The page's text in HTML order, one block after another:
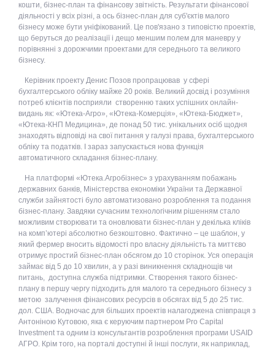
кошти, бізнес-план та фінансову звітність. Результати фінансової
діяльності у всіх різні, а ось бізнес-план для суб'єктів малого
бізнесу може бути уніфікований. Це пов'язано з типовістю проектів,
що беруться до реалізації і дещо меншим полем для маневру у
порівнянні з дорожчими проектами для середнього та великого
бізнесу.
Керівник проекту Денис Позов пропрацював у сфері
бухгалтерського обліку майже 20 років. Великий досвід і розуміння
потреб клієнтів посприяли створенню таких успішних онлайн-
видань як: «Ютека-Агро», «Ютека-Комерція», «Ютека-Бюджет»,
«Ютека-КНП Медицина», де понад 50 тис. унікальних осіб щодня
знаходять відповіді на свої питання у галузі права, бухгалтерського
обліку та податків. І зараз запускається нова функція
автоматичного складання бізнес-плану.
На платформі «Ютека.Агробізнес» з урахуванням побажань
державних банків, Міністерства економіки України та Державної
служби зайнятості було автоматизовано розроблення та подання
бізнес-плану. Завдяки сучасним технологічним рішенням стало
можливим створювати та оновлювати бізнес-план у декілька кліків
на комп’ютері абсолютно безкоштовно. Фактично – це шаблон, у
який фермер вносить відомості про власну діяльність та миттєво
отримує простий бізнес-план обсягом до 10 сторінок. Уся операція
займає від 5 до 10 хвилин, а у разі виникнення складнощів чи
питань, доступна служба підтримки. Створення такого бізнес-
плану в першу чергу підходить для малого та середнього бізнесу з
метою залучення фінансових ресурсів в обсягах від 5 до 25 тис.
дол. США. Водночас для більших проектів налагоджена співпраця з
Антоніною Кутовою, яка є керуючим партнером Pro Capital
Investment та одним із консультантів розроблення програми USAID
АГРО. Крім того, на порталі доступні й інші послуги, як наприклад,